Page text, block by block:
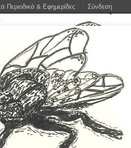
Περιοδικά & Εφημερίδες Σύνδεση